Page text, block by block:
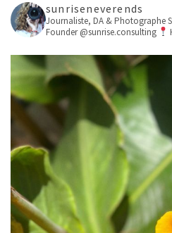
sunriseneverends
Journaliste, DA & Photographe
Founder @sunrise.consulting